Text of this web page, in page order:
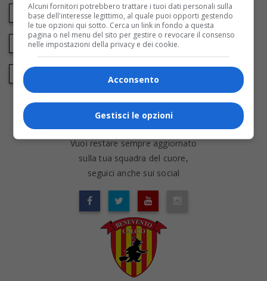
Via Santa Colomba 121, Benevento
+39 0824 363722
CONNECT WITH US
Benevento Calcio
Vuoi restare sempre aggiornato
sulla tua squadra del cuore,
seguici anche sui social
Alcuni fornitori potrebbero trattare i tuoi dati personali sulla
base dell'interesse legittimo, al quale puoi opporti gestendo
le tue opzioni qui sotto. Cerca un link in fondo a questa
pagina o nel menu del sito per gestire o revocare il consenso
nelle impostazioni della privacy e dei cookie.
Acconsento
Gestisci le opzioni